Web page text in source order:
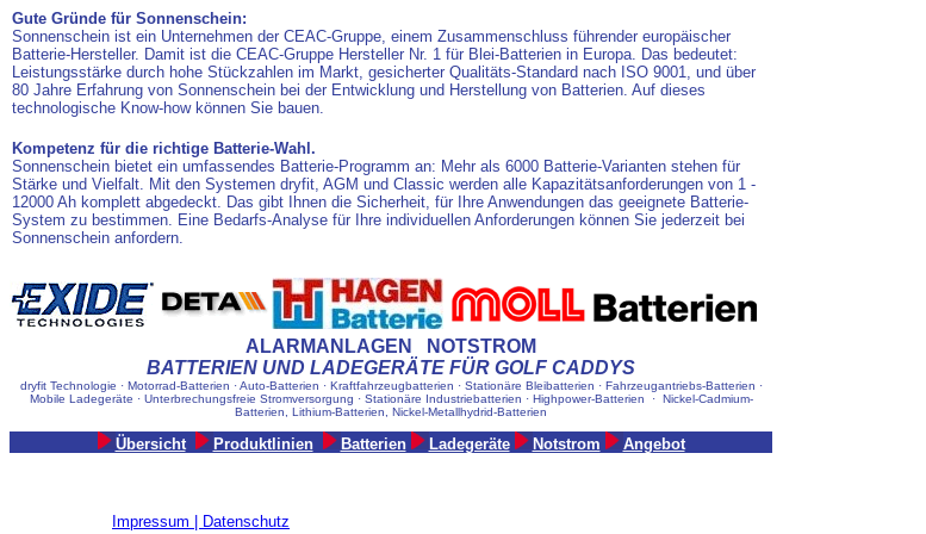
Gute Gründe für Sonnenschein:
Sonnenschein ist ein Unternehmen der CEAC-Gruppe, einem Zusammenschluss führender europäischer
Batterie-Hersteller. Damit ist die CEAC-Gruppe Hersteller Nr. 1 für Blei-Batterien in Europa. Das bedeutet:
Leistungsstärke durch hohe Stückzahlen im Markt, gesicherter Qualitäts-Standard nach ISO 9001, und über
80 Jahre Erfahrung von Sonnenschein bei der Entwicklung und Herstellung von Batterien. Auf dieses
technologische Know-how können Sie bauen.
Kompetenz für die richtige Batterie-Wahl.
Sonnenschein bietet ein umfassendes Batterie-Programm an: Mehr als 6000 Batterie-Varianten stehen für
Stärke und Vielfalt. Mit den Systemen dryfit, AGM und Classic werden alle Kapazitätsanforderungen von 1 -
12000 Ah komplett abgedeckt. Das gibt Ihnen die Sicherheit, für Ihre Anwendungen das geeignete Batterie-
System zu bestimmen. Eine Bedarfs-Analyse für Ihre individuellen Anforderungen können Sie jederzeit bei
Sonnenschein anfordern.
ALARMANLAGEN NOTSTROM
BATTERIEN UND LADEGERÄTE FÜR GOLF CADDYS
dryfit Technologie · Motorrad-Batterien · Auto-Batterien · Kraftfahrzeugbatterien · Stationäre Bleibatterien · Fahrzeugantriebs-Batterien ·
Mobile Ladegeräte · Unterbrechungsfreie Stromversorgung · Stationäre Industriebatterien · Highpower-Batterien
· Nickel-Cadmium-
Batterien, Lithium-Batterien, Nickel-Metallhydrid-Batterien
Übersicht Produktlinien Batterien Ladegeräte Notstrom Angebot
Impressum | Datenschutz